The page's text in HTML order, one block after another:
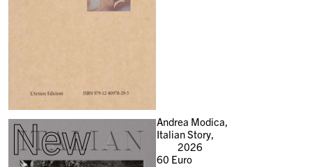
New
Andrea Modica,
Italian Story,
2026
60 Euro